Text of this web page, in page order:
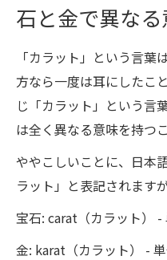
石と金で異な
「カラット」という言葉
方なら一度は耳にしたこ
じ「カラット」という言
は全く異なる意味を持つ
ややこしいことに、日本
ラット」と表記されます
宝石: carat（カラット） -
金: karat（カラット） - 単